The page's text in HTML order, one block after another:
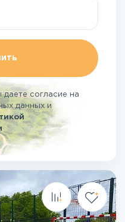
согласие на
данных и